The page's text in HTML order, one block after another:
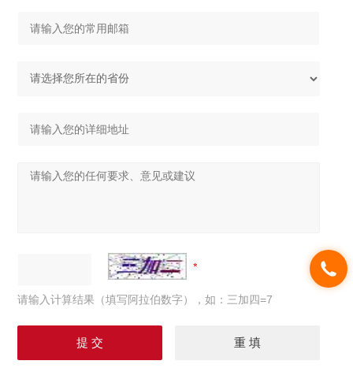
请输入计算结果（填写阿拉伯数字），如：三加四=7